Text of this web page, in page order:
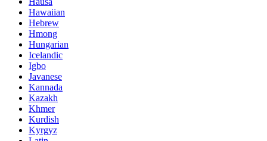
Hawaiian
Hebrew
Hmong
Hungarian
Icelandic
Igbo
Javanese
Kannada
Kazakh
Khmer
Kurdish
Kyrgyz